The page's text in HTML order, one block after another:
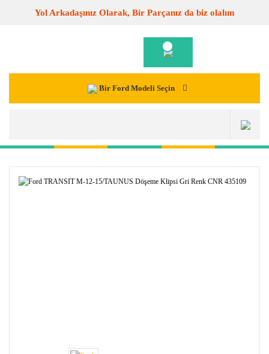
Yol Arkadaşınız Olarak, Bir Parçanız da biz olalım
Bir Ford Modeli Seçin